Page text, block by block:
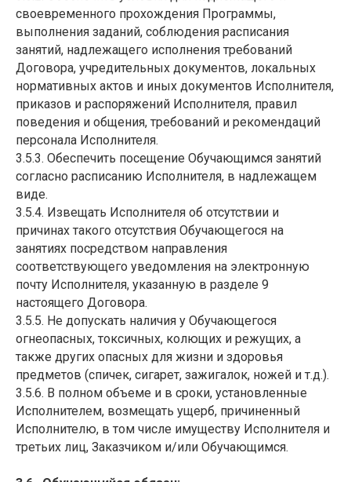
своевременного прохождения Программы,
выполнения заданий, соблюдения расписания
занятий, надлежащего исполнения требований
Договора, учредительных документов, локальных
нормативных актов и иных документов Исполнителя,
приказов и распоряжений Исполнителя, правил
поведения и общения, требований и рекомендаций
персонала Исполнителя.
3.5.3. Обеспечить посещение Обучающимся занятий
согласно расписанию Исполнителя, в надлежащем
виде.
3.5.4. Извещать Исполнителя об отсутствии и
причинах такого отсутствия Обучающегося на
занятиях посредством направления
соответствующего уведомления на электронную
почту Исполнителя, указанную в разделе 9
настоящего Договора.
3.5.5. Не допускать наличия у Обучающегося
огнеопасных, токсичных, колющих и режущих, а
также других опасных для жизни и здоровья
предметов (спичек, сигарет, зажигалок, ножей и т.д.).
3.5.6. В полном объеме и в сроки, установленные
Исполнителем, возмещать ущерб, причиненный
Исполнителю, в том числе имуществу Исполнителя и
третьих лиц, Заказчиком и/или Обучающимся.